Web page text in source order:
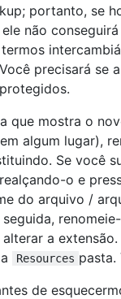
portanto, se
não
precisará se
que mostra o
algum lugar),
Se você
o e
do arquivo /
a
Resources pasta.
de